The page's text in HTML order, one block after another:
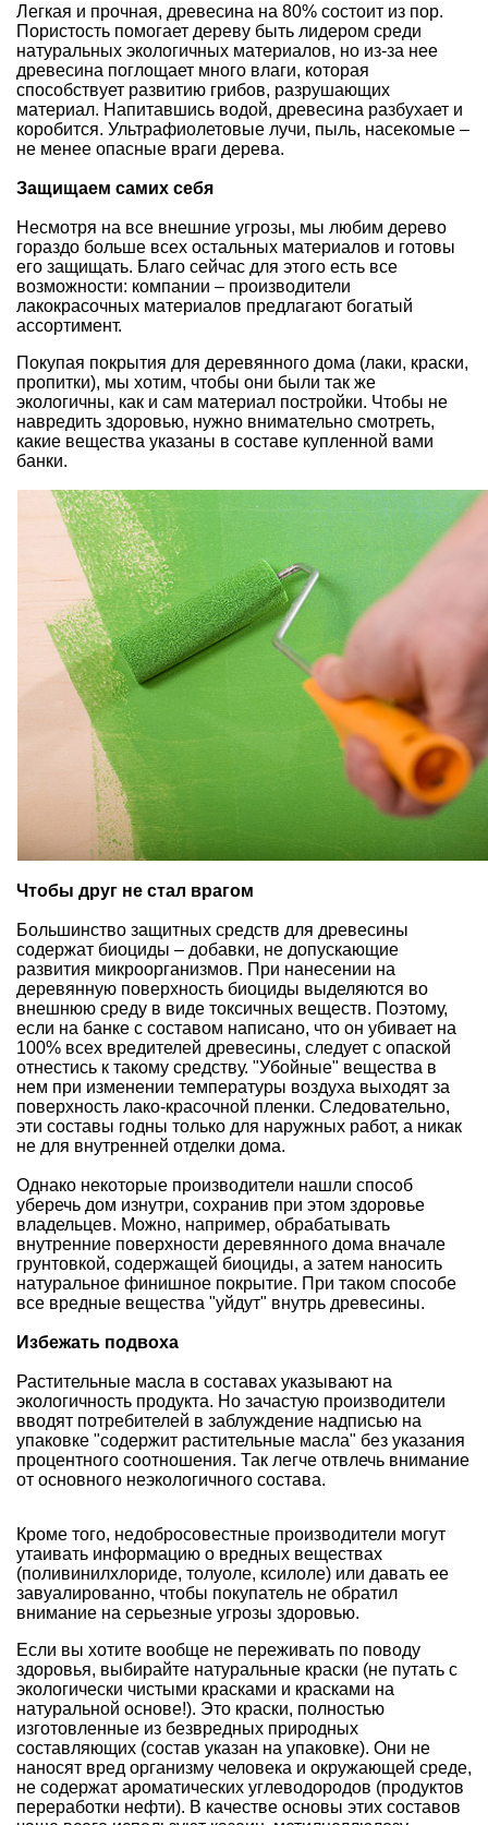
Легкая и прочная, древесина на 80% состоит из пор.
Пористость помогает дереву быть лидером среди
натуральных экологичных материалов, но из-за нее
древесина поглощает много влаги, которая
способствует развитию грибов, разрушающих
материал. Напитавшись водой, древесина разбухает и
коробится. Ультрафиолетовые лучи, пыль, насекомые –
не менее опасные враги дерева.
Защищаем самих себя
Несмотря на все внешние угрозы, мы любим дерево
гораздо больше всех остальных материалов и готовы
его защищать. Благо сейчас для этого есть все
возможности: компании – производители
лакокрасочных материалов предлагают богатый
ассортимент.
Покупая покрытия для деревянного дома (лаки, краски,
пропитки), мы хотим, чтобы они были так же
экологичны, как и сам материал постройки. Чтобы не
навредить здоровью, нужно внимательно смотреть,
какие вещества указаны в составе купленной вами
банки.
Чтобы друг не стал врагом
Большинство защитных средств для древесины
содержат биоциды – добавки, не допускающие
развития микроорганизмов. При нанесении на
деревянную поверхность биоциды выделяются во
внешнюю среду в виде токсичных веществ. Поэтому,
если на банке с составом написано, что он убивает на
100% всех вредителей древесины, следует с опаской
отнестись к такому средству. "Убойные" вещества в
нем при изменении температуры воздуха выходят за
поверхность лако-красочной пленки. Следовательно,
эти составы годны только для наружных работ, а никак
не для внутренней отделки дома.
Однако некоторые производители нашли способ
уберечь дом изнутри, сохранив при этом здоровье
владельцев. Можно, например, обрабатывать
внутренние поверхности деревянного дома вначале
грунтовкой, содержащей биоциды, а затем наносить
натуральное финишное покрытие. При таком способе
все вредные вещества "уйдут" внутрь древесины.
Избежать подвоха
Растительные масла в составах указывают на
экологичность продукта. Но зачастую производители
вводят потребителей в заблуждение надписью на
упаковке "содержит растительные масла" без указания
процентного соотношения. Так легче отвлечь внимание
от основного неэкологичного состава.
Кроме того, недобросовестные производители могут
утаивать информацию о вредных веществах
(поливинилхлориде, толуоле, ксилоле) или давать ее
завуалированно, чтобы покупатель не обратил
внимание на серьезные угрозы здоровью.
Если вы хотите вообще не переживать по поводу
здоровья, выбирайте натуральные краски (не путать с
экологически чистыми красками и красками на
натуральной основе!). Это краски, полностью
изготовленные из безвредных природных
составляющих (состав указан на упаковке). Они не
наносят вред организму человека и окружающей среде,
не содержат ароматических углеводородов (продуктов
переработки нефти). В качестве основы этих составов